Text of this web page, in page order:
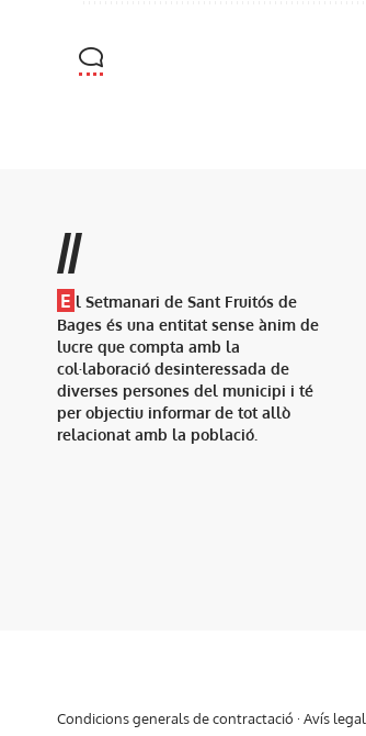
//
E l Setmanari de Sant Fruitós de
Bages és una entitat sense ànim de
lucre que compta amb la
col·laboració desinteressada de
diverses persones del municipi i té
per objectiu informar de tot allò
relacionat amb la població.
Condicions generals de contractació · Avís legal